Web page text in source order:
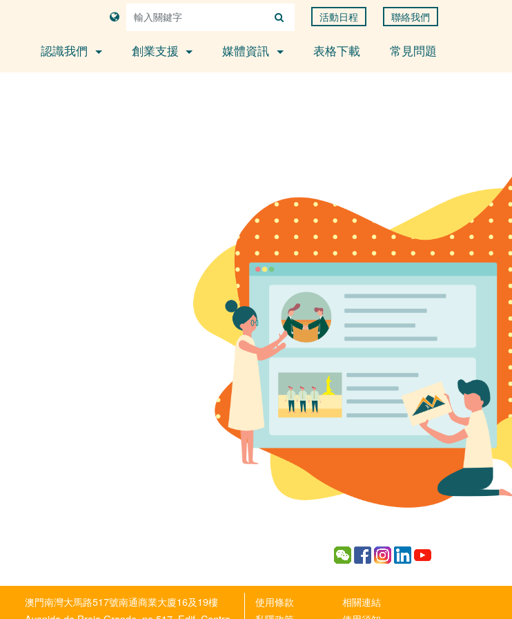
活動日程 聯絡我們
認識我們 創業支援 媒體資訊 表格下載 常見問題
澳門南灣大馬路517號南通商業大廈16及19樓
使用條款
相關連結